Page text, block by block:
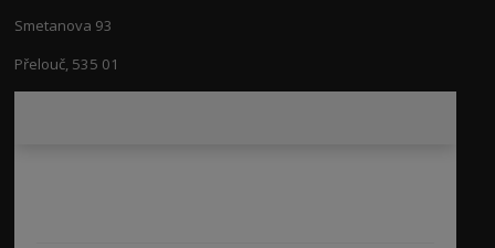
Smetanova 93
Přelouč, 535 01